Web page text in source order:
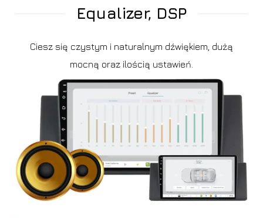
Equalizer, DSP
Ciesz się czystym i naturalnym dźwiękiem, dużą
mocną oraz ilością ustawień.